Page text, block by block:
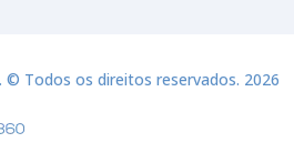
© Todos os direitos reservados. 2026